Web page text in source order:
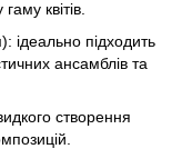
квітів.
підходить
ансамблів та
створення